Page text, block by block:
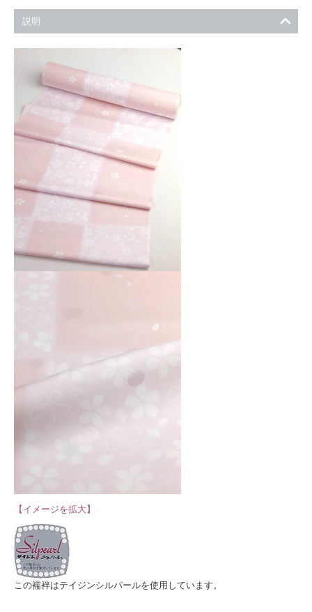
説明
【イメージを拡大】
この襦袢はテイジンシルパールを使用しています。